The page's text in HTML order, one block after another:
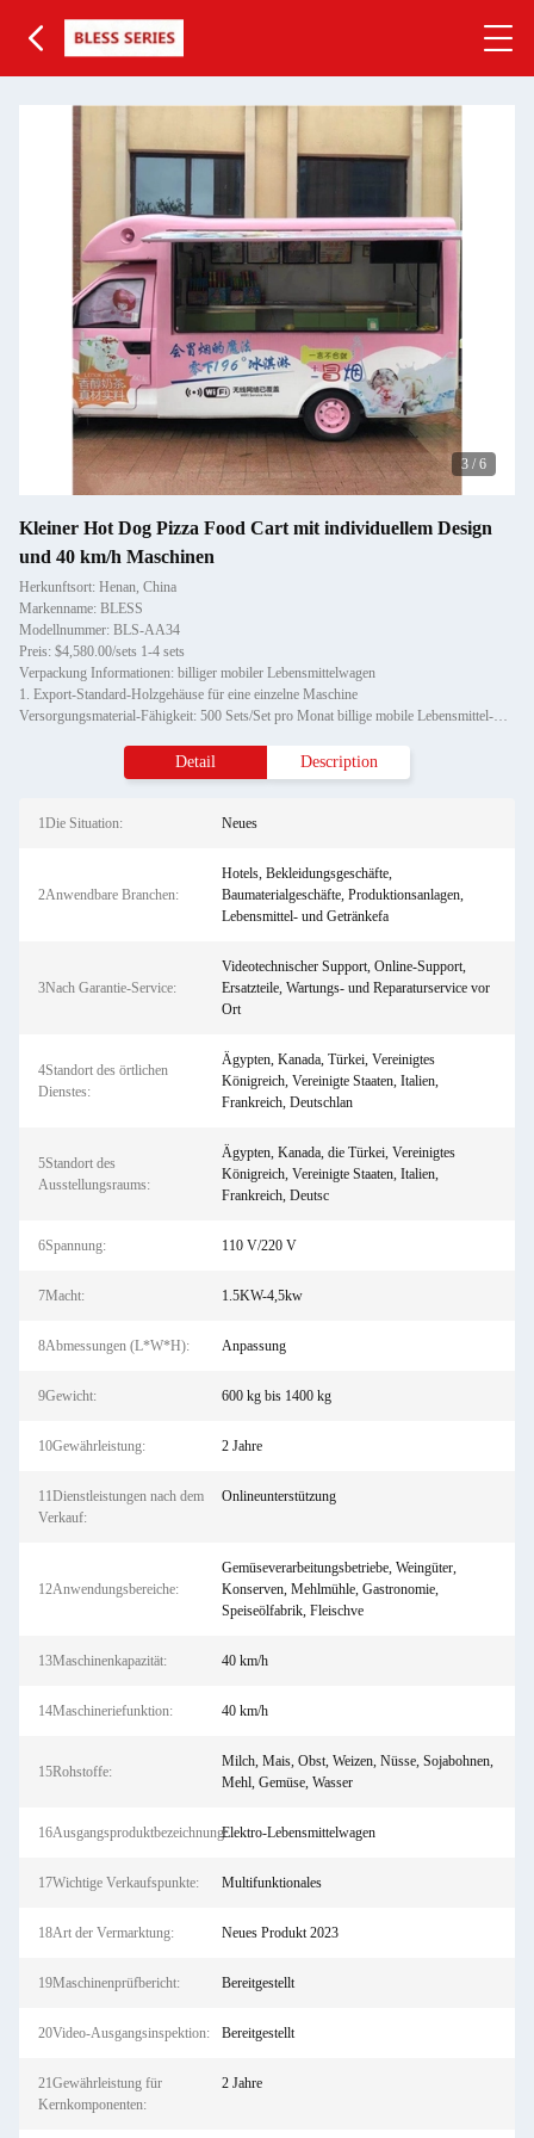
3 / 6
Kleiner Hot Dog Pizza Food Cart mit individuellem Design
und 40 km/h Maschinen
Herkunftsort: Henan, China
Markenname: BLESS
Modellnummer: BLS-AA34
Preis: $4,580.00/sets 1-4 sets
Verpackung Informationen: billiger mobiler Lebensmittelwagen
1. Export-Standard-Holzgehäuse für eine einzelne Maschine
Versorgungsmaterial-Fähigkeit: 500 Sets/Set pro Monat billige mobile Lebensmittel-Tricks
Detail Description
1Die Situation: Neues
2Anwendbare Branchen:
Hotels, Bekleidungsgeschäfte,
Baumaterialgeschäfte, Produktionsanlagen,
Lebensmittel- und Getränkefa
3Nach Garantie-Service:
Videotechnischer Support, Online-Support,
Ersatzteile, Wartungs- und Reparaturservice vor
Ort
4Standort des örtlichen
Dienstes:
Ägypten, Kanada, Türkei, Vereinigtes
Königreich, Vereinigte Staaten, Italien,
Frankreich, Deutschlan
5Standort des
Ausstellungsraums:
Ägypten, Kanada, die Türkei, Vereinigtes
Königreich, Vereinigte Staaten, Italien,
Frankreich, Deutsc
6Spannung: 110 V/220 V
7Macht: 1.5KW-4,5kw
8Abmessungen (L*W*H): Anpassung
9Gewicht: 600 kg bis 1400 kg
10Gewährleistung: 2 Jahre
11Dienstleistungen nach dem
Verkauf:
Onlineunterstützung
12Anwendungsbereiche:
Gemüseverarbeitungsbetriebe, Weingüter,
Konserven, Mehlmühle, Gastronomie,
Speiseölfabrik, Fleischve
13Maschinenkapazität: 40 km/h
14Maschineriefunktion: 40 km/h
15Rohstoffe:
Milch, Mais, Obst, Weizen, Nüsse, Sojabohnen,
Mehl, Gemüse, Wasser
16Ausgangsproduktbezeichnung:Elektro-Lebensmittelwagen
17Wichtige Verkaufspunkte: Multifunktionales
18Art der Vermarktung: Neues Produkt 2023
19Maschinenprüfbericht: Bereitgestellt
20Video-Ausgangsinspektion: Bereitgestellt
21Gewährleistung für
Kernkomponenten:
2 Jahre